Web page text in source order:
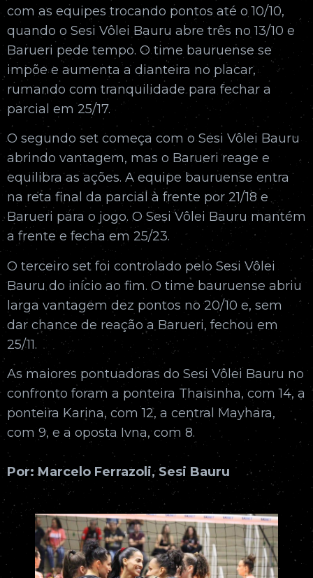
com as equipes trocando pontos até o 10/10,
quando o Sesi Vôlei Bauru abre três no 13/10 e
Barueri pede tempo. O time bauruense se
impõe e aumenta a dianteira no placar,
rumando com tranquilidade para fechar a
parcial em 25/17.
O segundo set começa com o Sesi Vôlei Bauru
abrindo vantagem, mas o Barueri reage e
equilibra as ações. A equipe bauruense entra
na reta final da parcial à frente por 21/18 e
Barueri para o jogo. O Sesi Vôlei Bauru mantém
a frente e fecha em 25/23.
O terceiro set foi controlado pelo Sesi Vôlei
Bauru do início ao fim. O time bauruense abriu
larga vantagem dez pontos no 20/10 e, sem
dar chance de reação a Barueri, fechou em
25/11.
As maiores pontuadoras do Sesi Vôlei Bauru no
confronto foram a ponteira Thaisinha, com 14, a
ponteira Karina, com 12, a central Mayhara,
com 9, e a oposta Ivna, com 8.
Por: Marcelo Ferrazoli, Sesi Bauru